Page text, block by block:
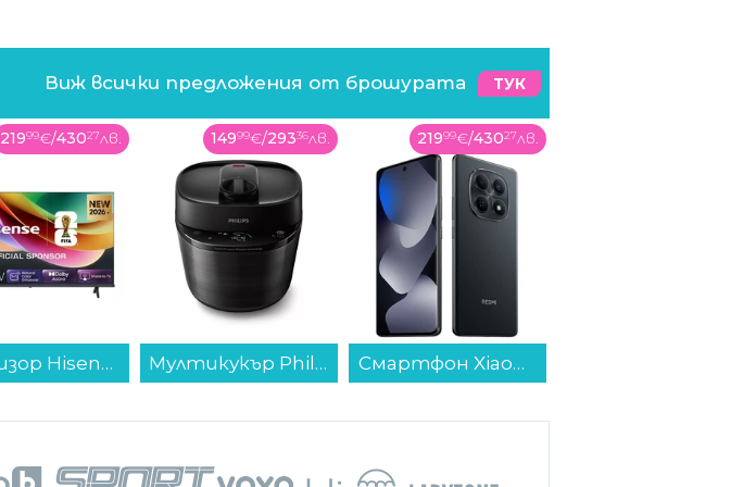
Виж всички предложения от брошурата ТУК
21999€/43027лв.
Телевизор Hisense 40A4S , 100 см, 1920x1080 FULL HD , 40 inch, LED , Smart TV , VIDAA...
14999€/29336лв.
Мултикукър Philips HD2151/40...
21999€/43027лв.
Смартфон Xiaomi REDMI NOTE 15 256/8 MIDNIGHT BLACK , 256 GB, 8 GB...